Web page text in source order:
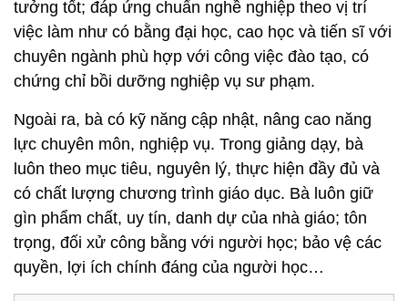
tưởng tốt; đáp ứng chuẩn nghề nghiệp theo vị trí
việc làm như có bằng đại học, cao học và tiến sĩ với
chuyên ngành phù hợp với công việc đào tạo, có
chứng chỉ bồi dưỡng nghiệp vụ sư phạm.
Ngoài ra, bà có kỹ năng cập nhật, nâng cao năng
lực chuyên môn, nghiệp vụ. Trong giảng dạy, bà
luôn theo mục tiêu, nguyên lý, thực hiện đầy đủ và
có chất lượng chương trình giáo dục. Bà luôn giữ
gìn phẩm chất, uy tín, danh dự của nhà giáo; tôn
trọng, đối xử công bằng với người học; bảo vệ các
quyền, lợi ích chính đáng của người học…